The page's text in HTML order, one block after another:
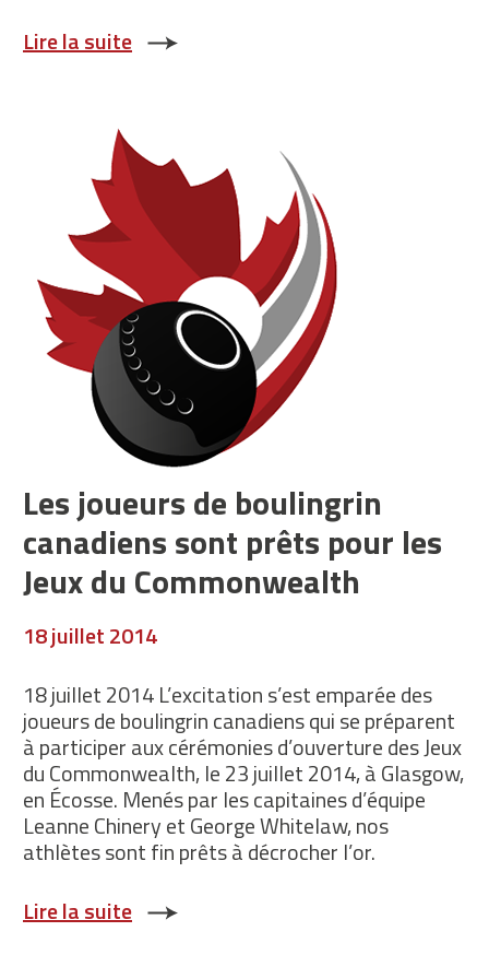
Lire la suite
Les joueurs de boulingrin
canadiens sont prêts pour les
Jeux du Commonwealth
18 juillet 2014
18 juillet 2014 L’excitation s’est emparée des
joueurs de boulingrin canadiens qui se préparent
à participer aux cérémonies d’ouverture des Jeux
du Commonwealth, le 23 juillet 2014, à Glasgow,
en Écosse. Menés par les capitaines d’équipe
Leanne Chinery et George Whitelaw, nos
athlètes sont fin prêts à décrocher l’or.
Lire la suite